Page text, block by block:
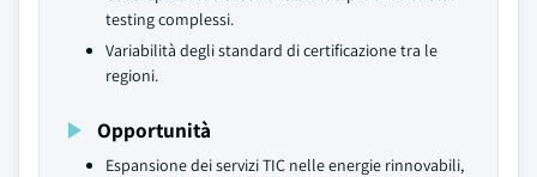
testing complessi.
Variabilità degli standard di certificazione tra le
regioni.
Opportunità
Espansione dei servizi TIC nelle energie rinnovabili,